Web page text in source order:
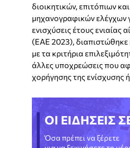
διοικητικών, επιτόπιων
μηχανογραφικών ελέγχων
ενισχύσεις έτους ενιαίας
(ΕΑΕ 2023),
με τα κριτήρια
άλλες υποχρεώσεις που
χορήγησης της ενίσχυσης
ΟΙ ΕΙΔΗΣΕΙΣ
Όσα πρέπει να ξέρετε